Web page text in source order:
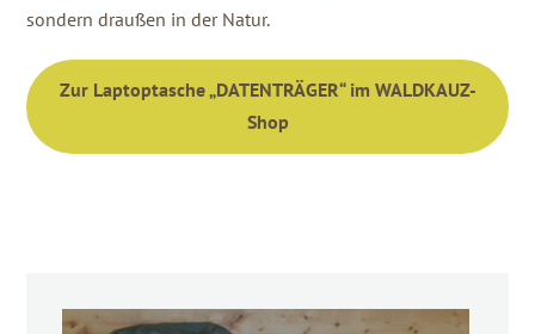
sondern draußen in der Natur.
Zur Laptoptasche „DATENTRÄGER“ im WALDKAUZ-
Shop